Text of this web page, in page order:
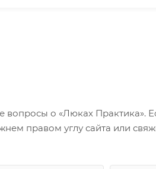
вопросы о «Люках Практика».
правом углу сайта или